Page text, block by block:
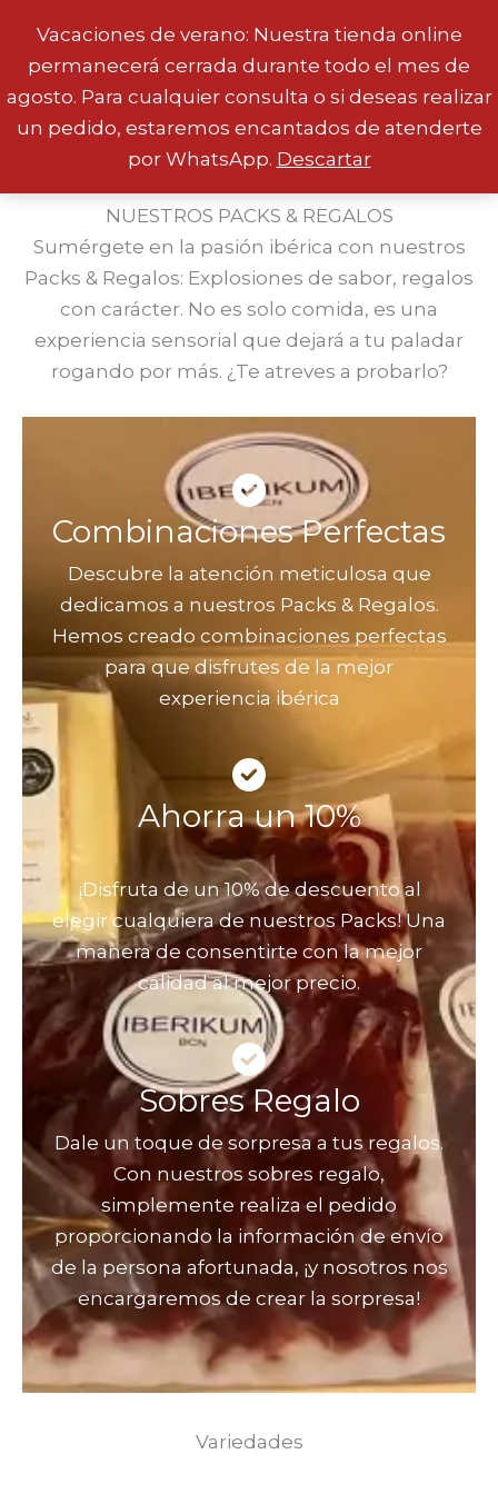
Vacaciones de verano: Nuestra tienda online
permanecerá cerrada durante todo el mes de
agosto. Para cualquier consulta o si deseas realizar
un pedido, estaremos encantados de atenderte
por WhatsApp. Descartar
al
contenido
NUESTROS PACKS & REGALOS
Sumérgete en la pasión ibérica con nuestros
Packs & Regalos: Explosiones de sabor, regalos
con carácter. No es solo comida, es una
experiencia sensorial que dejará a tu paladar
rogando por más. ¿Te atreves a probarlo?
Combinaciones Perfectas
Descubre la atención meticulosa que
dedicamos a nuestros Packs & Regalos.
Hemos creado combinaciones perfectas
para que disfrutes de la mejor
experiencia ibérica
Ahorra un 10%
¡Disfruta de un 10% de descuento al
elegir cualquiera de nuestros Packs! Una
manera de consentirte con la mejor
calidad al mejor precio.
Sobres Regalo
Dale un toque de sorpresa a tus regalos.
Con nuestros sobres regalo,
simplemente realiza el pedido
proporcionando la información de envío
de la persona afortunada, ¡y nosotros nos
encargaremos de crear la sorpresa!
Variedades